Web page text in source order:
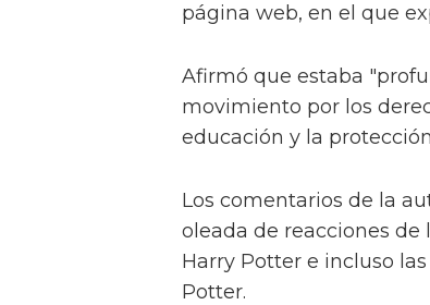
página web, en el que
Afirmó que estaba
movimiento por los
educación y la
Los comentarios de la
oleada de reacciones
Harry Potter e incluso
Potter.